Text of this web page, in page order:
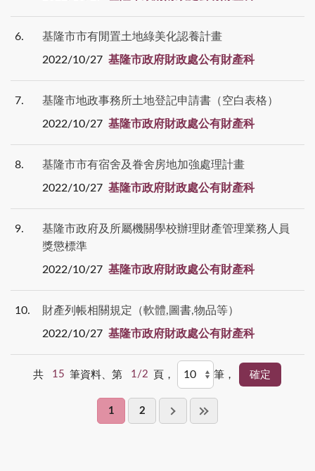
6 基隆市市有閒置土地綠美化認養計畫
2022/10/27 基隆市政府財政處公有財產科
7 基隆市地政事務所土地登記申請書（空白表格）
2022/10/27 基隆市政府財政處公有財產科
8 基隆市市有宿舍及眷舍房地加強處理計畫
2022/10/27 基隆市政府財政處公有財產科
9
基隆市政府及所屬機關學校辦理財產管理業務人員
獎懲標準
2022/10/27 基隆市政府財政處公有財產科
10 財產列帳相關規定（軟體,圖書,物品等）
2022/10/27 基隆市政府財政處公有財產科
共 15 筆資料、第 1/2 頁， 筆，
1 2